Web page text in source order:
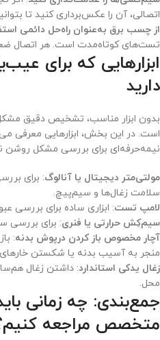
اتصالی، آن را عکس‌برداری کنید تا
از چسب برق به‌عنوان راه‌حل دائمی
تست‌های کوتاه‌مدت است. هر اتصال
ابزارهایی که برای
دارید
بدون ابزار مناسب، تشخیص دقیق
است. در این بخش، ابزارهایی معرفی
نیمه‌حرفه‌ای برای بررسی مشکل روشن
مولتی‌متر دیجیتال یا آنالوگ: برای
سلامت زغال‌ها و سیم‌پیچ.
لامپ تست: ابزاری ساده برای بررسی
سیم‌کِش حرارتی یا فنری: برای بررسی
آچار مخصوص باز کردن درپوش بدنه:
منجر به آسیب بدنه یا شکستن
زغال یدکی استاندارد: داشتن زغال
محل.
جمع‌بندی: چه زمانی
متخصص مراجعه